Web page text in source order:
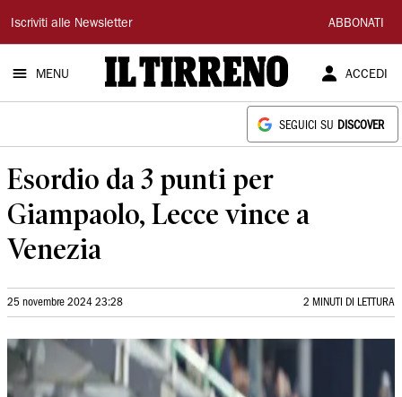
Il
Tirreno
Iscriviti alle Newsletter ABBONATI
MENU ACCEDI
SEGUICI SU DISCOVER
Esordio da 3 punti per
Giampaolo, Lecce vince a
Venezia
25 novembre 2024 23:28 2 MINUTI DI LETTURA